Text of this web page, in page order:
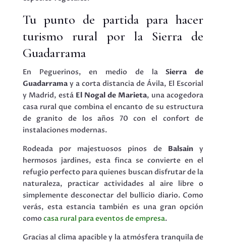
Tu punto de partida para hacer
turismo rural por la Sierra de
Guadarrama
En Peguerinos, en medio de laSierra de
Guadarramay a corta distancia de Ávila, El Escorial
y Madrid, está El Nogal de Marieta, una acogedora
casa rural que combina el encanto de su estructura
de granito de los años 70 con el confort de
instalaciones modernas.
Rodeada por majestuosos pinos de Balsainy
hermosos jardines, esta finca se convierte en el
refugio perfecto para quienes buscan disfrutar de la
naturaleza, practicar actividades al aire libre o
simplemente desconectar del bullicio diario. Como
verás, esta estancia también es una gran opción
comocasa rural para eventos de empresa.
Gracias al clima apacible y la atmósfera tranquila de